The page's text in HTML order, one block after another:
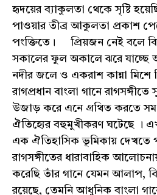
হৃদয়ের ব্যাকুলতা থেকে সৃষ্টি
পাওয়ার তীব্র আকুলতা প্রকাশ
পংক্তিতে। প্রিয়জন নেই বলে
সকালের ফুল অকালে ঝরে যাচ্ছে
নদীর জলে ও একরাশ কান্না মিশে
রাগপ্রধান বাংলা গানে
উজাড় করে এনে গ্রথিত করতে
ঐতিহ্যের বহুমুখীকরণ ঘটেছে ।
এক ঐতিহাসিক ভূমিকায় দেখতে
রাগসঙ্গীতের ধারাবাহিক আলোচনায়
করেছি তাঁর গানে যেমন আলাপ,
রয়েছে, তেমনি আধুনিক বাংলা